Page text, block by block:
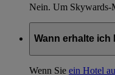
Nein. Um Skywards-
Wann erhalte ich
Wenn Sie ein Hotel